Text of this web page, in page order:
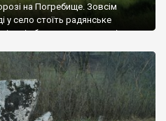
на Погребище. Зовсім
у село стоїть радянське
і яблуню, а трохи далі, десь
колії у траві – […]